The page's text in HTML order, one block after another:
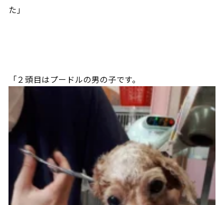
た」
「２頭目はプードルの男の子です。